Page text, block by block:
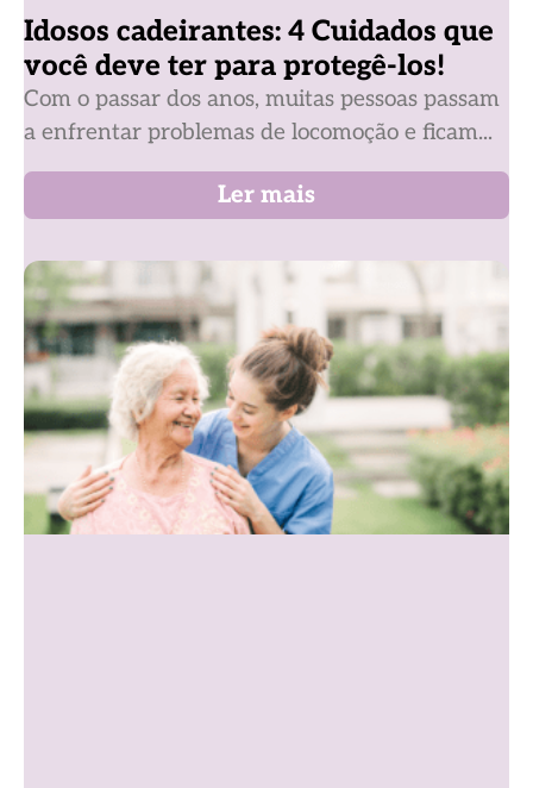
Idosos cadeirantes: 4 Cuidados que
você deve ter para protegê-los!
Com o passar dos anos, muitas pessoas passam
a enfrentar problemas de locomoção e ficam...
Ler mais